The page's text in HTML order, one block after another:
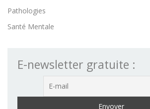
Pathologies
Santé Mentale
E-newsletter gratuite :